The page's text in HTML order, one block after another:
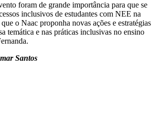
foram de grande importância para que se
inclusivos de estudantes com NEE na
o Naac proponha novas ações e estratégias
temática e nas práticas inclusivas no ensino
Santos